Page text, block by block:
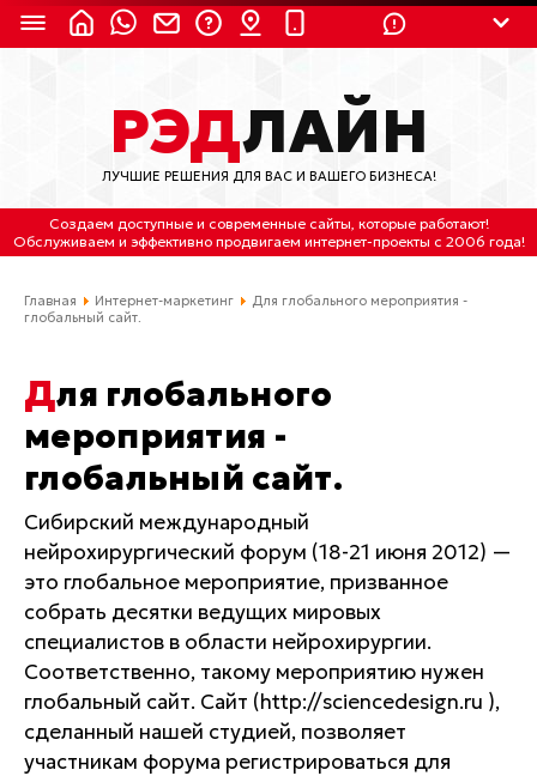
8 (800) 550-9899 (с 2:30 до 11:30 по
Мск)
Бесплатно по России
(4212) 658-653
(4212) 637-673
Отдельный вход \ Левый торец здания
info@lred.ru
Все контакты
РЭДЛАЙН
ЛУЧШИЕ РЕШЕНИЯ ДЛЯ ВАС И ВАШЕГО БИЗНЕСА!
Создаем доступные и современные сайты, которые работают!
Обслуживаем и эффективно продвигаем интернет-проекты с 2006 года!
Главная Интернет-маркетинг
Для глобального мероприятия -
глобальный сайт.
Для глобального
мероприятия -
глобальный сайт.
Сибирский международный
нейрохирургический форум (18-21 июня 2012) —
это глобальное мероприятие, призванное
собрать десятки ведущих мировых
специалистов в области нейрохирургии.
Соответственно, такому мероприятию нужен
глобальный сайт. Сайт (http://sciencedesign.ru ),
сделанный нашей студией, позволяет
участникам форума регистрироваться для